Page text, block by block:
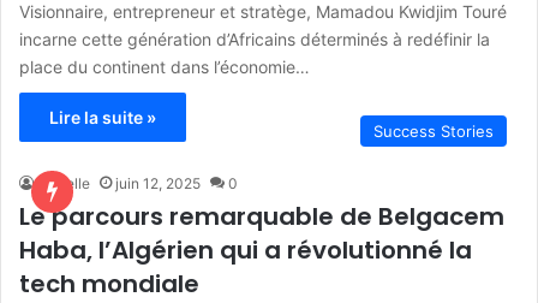
Visionnaire, entrepreneur et stratège, Mamadou Kwidjim Touré
incarne cette génération d’Africains déterminés à redéfinir la
place du continent dans l’économie…
Lire la suite »
Success Stories
danielle juin 12, 2025 0
Le parcours remarquable de Belgacem
Haba, l’Algérien qui a révolutionné la
tech mondiale